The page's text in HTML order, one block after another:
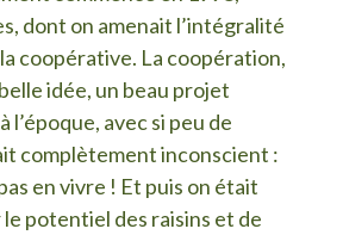
dont on amenait l’intégralité
la coopérative. La coopération,
idée, un beau projet
l’époque, avec si peu de
complètement inconscient :
en vivre ! Et puis on était
potentiel des raisins et de